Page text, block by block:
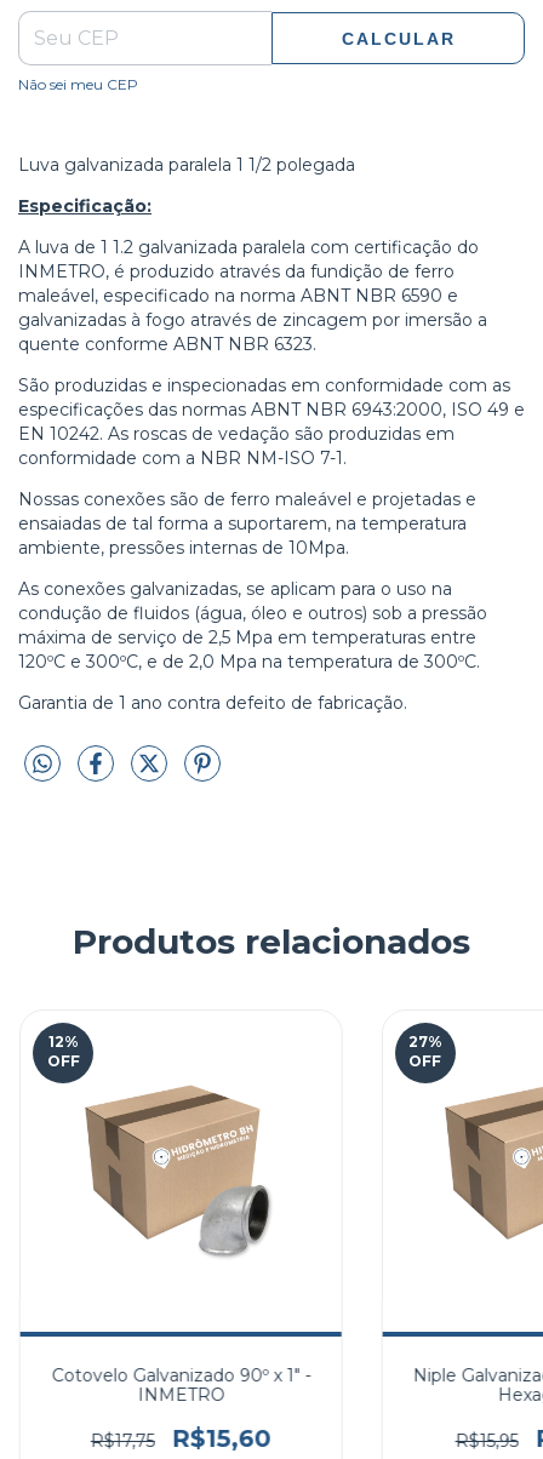
CALCULAR
Não sei meu CEP
Luva galvanizada paralela 1 1/2 polegada
Especificação:
A luva de 1 1.2 galvanizada paralela com certificação do
INMETRO, é produzido através da fundição de ferro
maleável, especificado na norma ABNT NBR 6590 e
galvanizadas à fogo através de zincagem por imersão a
quente conforme ABNT NBR 6323.
São produzidas e inspecionadas em conformidade com as
especificações das normas ABNT NBR 6943:2000, ISO 49 e
EN 10242. As roscas de vedação são produzidas em
conformidade com a NBR NM-ISO 7-1.
Nossas conexões são de ferro maleável e projetadas e
ensaiadas de tal forma a suportarem, na temperatura
ambiente, pressões internas de 10Mpa.
As conexões galvanizadas, se aplicam para o uso na
condução de fluidos (água, óleo e outros) sob a pressão
máxima de serviço de 2,5 Mpa em temperaturas entre
120ºC e 300ºC, e de 2,0 Mpa na temperatura de 300ºC.
Garantia de 1 ano contra defeito de fabricação.
Produtos relacionados
12%
OFF
Cotovelo Galvanizado 90º x 1" -
INMETRO
R$17,75 R$15,60
27%
OFF
Niple
R$15,95